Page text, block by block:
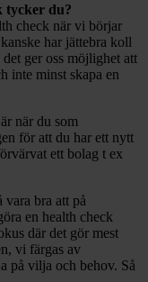
tycker du?
check när vi börjar
har jättebra koll
ger oss möjlighet att
inte minst skapa en
när du som
för att du har ett nytt
ett bolag t ex
vara bra att på
en health check
där det gör mest
vi färgas av
på vilja och behov. Så